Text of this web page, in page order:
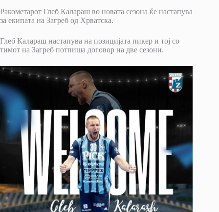
Ракометарот Глеб Калараш во новата сезона ќе настапува
за екипата на Загреб од Хрватска.
Глеб Калараш настапува на позицијата пикер и тој со
тимот на Загреб потпиша договор на две сезони.